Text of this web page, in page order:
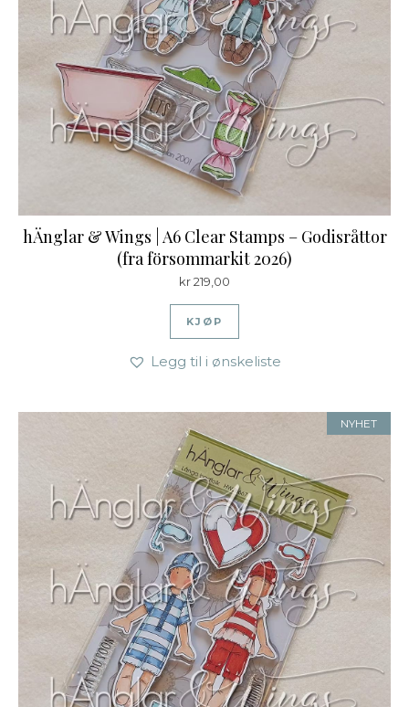
hÄnglar & Wings | A6 Clear Stamps – Godisråttor
(fra försommarkit 2026)
kr219,00
KJØP
Legg til i ønskeliste
NYHET